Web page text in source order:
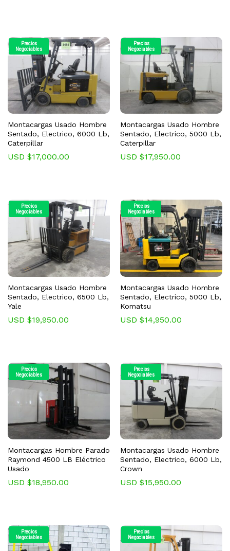
Precios
Negociables
Montacargas Usado Hombre
Sentado, Electrico, 6000 Lb,
Caterpillar
USD $17,000.00
Precios
Negociables
Montacargas Usado Hombre
Sentado, Electrico, 5000 Lb,
Caterpillar
USD $17,950.00
Precios
Negociables
Montacargas Usado Hombre
Sentado, Electrico, 6500 Lb,
Yale
USD $19,950.00
Precios
Negociables
Montacargas Usado Hombre
Sentado, Electrico, 5000 Lb,
Komatsu
USD $14,950.00
Precios
Negociables
Montacargas Hombre Parado
Raymond 4500 LB Eléctrico
Usado
USD $18,950.00
Precios
Negociables
Montacargas Usado Hombre
Sentado, Electrico, 6000 Lb,
Crown
USD $15,950.00
Precios
Negociables
Precios
Negociables